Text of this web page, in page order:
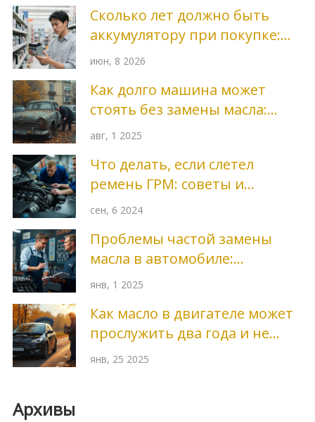
Сколько лет должно быть
аккумулятору при покупке:
полный гид по дате
июн, 8 2026
Как долго машина может
стоять без замены масла:
реально допустимые сроки
авг, 1 2025
Что делать, если слетел
ремень ГРМ: советы и
рекомендации
сен, 6 2024
Проблемы частой замены
масла в автомобиле:
основные причины и
янв, 1 2025
Как масло в двигателе может
прослужить два года и не
навредить машине?
янв, 25 2025
Архивы